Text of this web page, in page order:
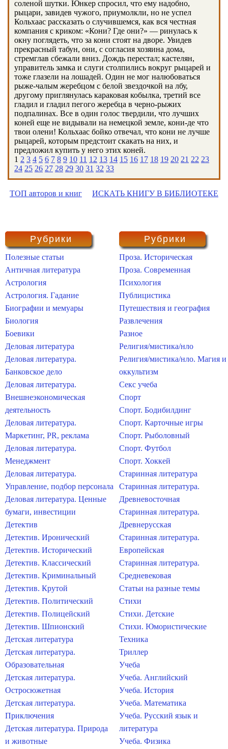
соленой шутки. Юнкер спросил, что ему надобно,
рыцари, завидев чужого, приумолкли, но не успел
Кольхаас рассказать о случившемся, как вся честная
компания с криком: «Кони? Где они?» — ринулась к
окну поглядеть, что за кони стоят на дворе. Увидев
прекрасный табун, они, с согласия хозяина дома,
стремглав сбежали вниз. Дождь перестал; кастелян,
управитель замка и слуги столпились вокруг рыцарей и
тоже глазели на лошадей. Один не мог налюбоваться
рыже-чалым жеребцом с белой звездочкой на лбу,
другому приглянулась караковая кобылка, третий все
гладил и гладил пегого жеребца в черно-рыжих
подпалинах. Все в один голос твердили, что лучших
коней еще не видывали на немецкой земле, кони-де что
твои олени! Кольхаас бойко отвечал, что кони не лучше
рыцарей, которым предстоит скакать на них, и
предложил купить у него этих коней.
1 2 3 4 5 6 7 8 9 10 11 12 13 14 15 16 17 18 19 20 21 22 23
24 25 26 27 28 29 30 31 32 33
ТОП авторов и книг ИСКАТЬ КНИГУ В БИБЛИОТЕКЕ
Рубрики
Полезные статьи
Античная литература
Астрология
Астрология. Гадание
Биографии и мемуары
Биология
Боевики
Деловая литература
Деловая литература.
Банковское дело
Деловая литература.
Внешнеэкономическая
деятельность
Деловая литература.
Маркетинг, PR, реклама
Деловая литература.
Менеджмент
Деловая литература.
Управление, подбор персонала
Деловая литература. Ценные
бумаги, инвестиции
Детектив
Детектив. Иронический
Детектив. Исторический
Детектив. Классический
Детектив. Криминальный
Детектив. Крутой
Детектив. Политический
Детектив. Полицейский
Детектив. Шпионский
Детская литература
Детская литература.
Образовательная
Детская литература.
Остросюжетная
Детская литература.
Приключения
Детская литература. Природа
и животные
Рубрики
Проза. Историческая
Проза. Современная
Психология
Публицистика
Путешествия и география
Развлечения
Разное
Религия/мистика/нло
Религия/мистика/нло. Магия и
оккультизм
Секс учеба
Спорт
Спорт. Бодибилдинг
Спорт. Карточные игры
Спорт. Рыболовный
Спорт. Футбол
Спорт. Хоккей
Старинная литература
Старинная литература.
Древневосточная
Старинная литература.
Древнерусская
Старинная литература.
Европейская
Старинная литература.
Средневековая
Статьи на разные темы
Стихи
Стихи. Детские
Стихи. Юмористические
Техника
Триллер
Учеба
Учеба. Английский
Учеба. История
Учеба. Математика
Учеба. Русский язык и
литература
Учеба. Физика